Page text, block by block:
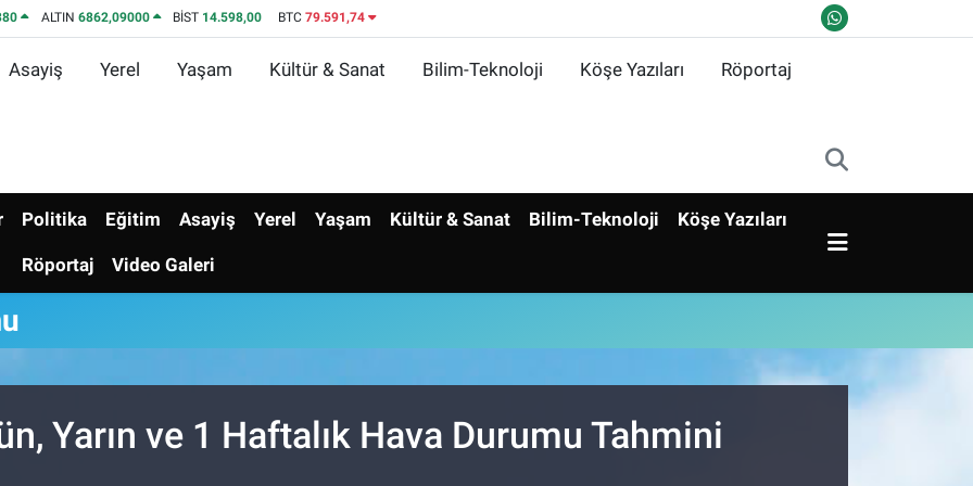
ALTIN 6862,09000 BİST 14.598,00 BTC 79.591,74
Asayiş Yerel Yaşam Kültür & Sanat Bilim-Teknoloji Köşe Yazıları Röportaj
Politika Eğitim Asayiş Yerel Yaşam Kültür & Sanat Bilim-Teknoloji Köşe Yazıları
Röportaj Video Galeri
Yarın ve 1 Haftalık Hava Durumu Tahmini